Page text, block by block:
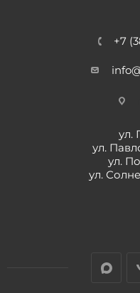
+7
ул.
ул.
ул.
ул.